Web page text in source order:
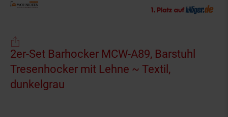
2er-Set Barhocker MCW-A89, Barstuhl
Tresenhocker mit Lehne ~ Textil,
dunkelgrau